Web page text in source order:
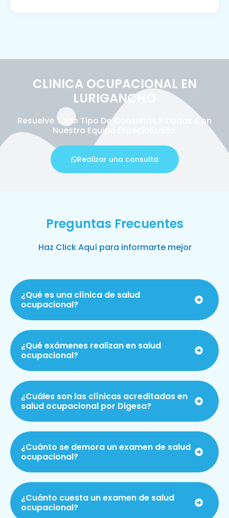
CLINICA OCUPACIONAL EN
LURIGANCHO
Resuelve Todo Tipo De Consultas Y Dudas Con
Nuestro Equipo Especializado.
Realizar una consulta
Preguntas Frecuentes
Haz Click Aquí para informarte mejor
¿Qué es una clínica de salud
ocupacional?
¿Qué exámenes realizan en salud
ocupacional?
¿Cuáles son las clínicas acreditadas en
salud ocupacional por Digesa?
¿Cuánto se demora un examen de salud
ocupacional?
¿Cuánto cuesta un examen de salud
ocupacional?